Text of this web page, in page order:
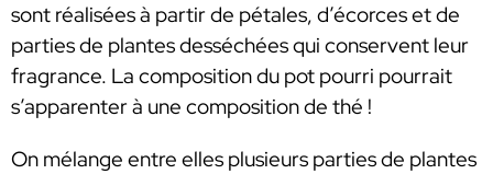
sont réalisées à partir de pétales, d’écorces et de
parties de plantes desséchées qui conservent leur
fragrance. La composition du pot pourri pourrait
s’apparenter à une composition de thé !
On mélange entre elles plusieurs parties de plantes